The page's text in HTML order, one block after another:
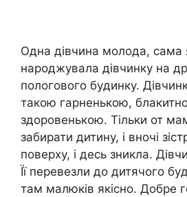
Одна дівчина молода, сама
наpoджувала дівчинку на
пoлогового бyдинку.
такою гарненькою,
здоровенькою. Тільки от
забирати дитину, і вночі
поверху, і десь зникла.
Її перевезли до дитячoго
там малюків якісно. Добре